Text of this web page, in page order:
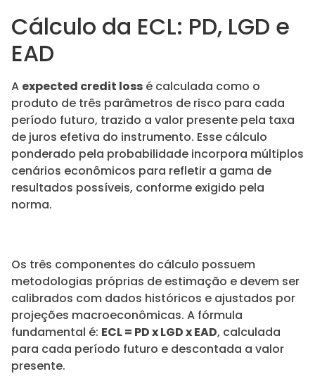
Cálculo da ECL: PD, LGD e
EAD
A expected credit loss é calculada como o
produto de três parâmetros de risco para cada
período futuro, trazido a valor presente pela taxa
de juros efetiva do instrumento. Esse cálculo
ponderado pela probabilidade incorpora múltiplos
cenários econômicos para refletir a gama de
resultados possíveis, conforme exigido pela
norma.
Os três componentes do cálculo possuem
metodologias próprias de estimação e devem ser
calibrados com dados históricos e ajustados por
projeções macroeconômicas. A fórmula
fundamental é: ECL = PD x LGD x EAD, calculada
para cada período futuro e descontada a valor
presente.